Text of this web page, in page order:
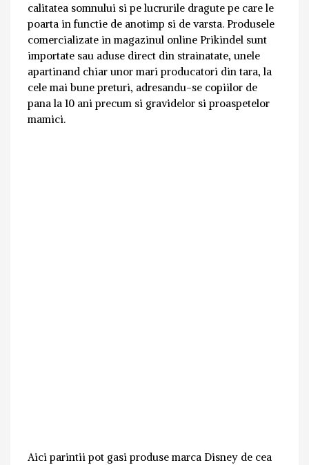
calitatea somnului si pe lucrurile dragute pe care le
poarta in functie de anotimp si de varsta. Produsele
comercializate in magazinul online Prikindel sunt
importate sau aduse direct din strainatate, unele
apartinand chiar unor mari producatori din tara, la
cele mai bune preturi, adresandu-se copiilor de
pana la 10 ani precum si gravidelor si proaspetelor
mamici.
Aici parintii pot gasi produse marca Disney de cea